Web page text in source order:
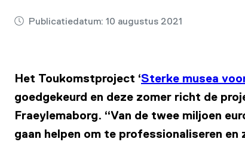
Publicatiedatum: 10 augustus 2021
Het Toukomstproject ‘Sterke musea
goedgekeurd en deze zomer richt de
Fraeylemaborg. “Van de twee miljoen
gaan helpen om te professionaliseren